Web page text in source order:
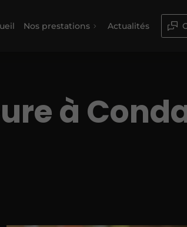
Nos prestations Actualités
à